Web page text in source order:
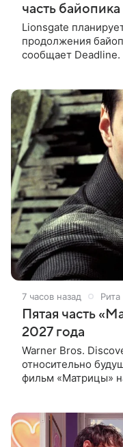
часть
Lionsgate
продолжения
сообщает
конце
7 часов назад
Пятая часть
2027 года
Warner Bros.
относительно
фильм «Матрицы»